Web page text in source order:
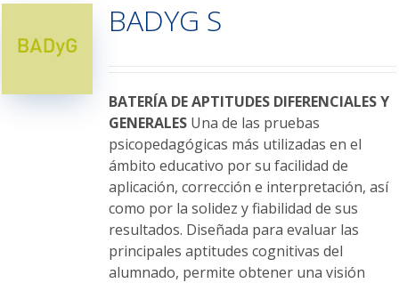
Las
opciones
elegir
en
la
página
de
producto
BADYG S
BATERÍA DE APTITUDES DIFERENCIALES Y
GENERALESUna de las pruebas
psicopedagógicas más utilizadas en el
ámbito educativo por su facilidad de
aplicación, corrección e interpretación, así
como por la solidez y fiabilidad de sus
resultados. Diseñada para evaluar las
principales aptitudes cognitivas del
alumnado, permite obtener una visión